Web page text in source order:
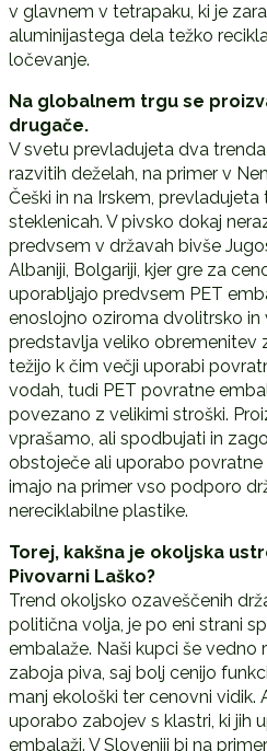
v glavnem v tetrapaku, ki je
aluminijastega dela težko
ločevanje.
Na globalnem trgu se
drugače.
V svetu prevladujeta dva
razvitih deželah, na primer v
Češki in na Irskem,
steklenicah. V pivsko dokaj
predvsem v državah bivše
Albaniji, Bolgariji, kjer gre za
uporabljajo predvsem PET
enoslojno oziroma dvolitrsko in
predstavlja veliko obremenitev
težijo k čim večji uporabi
vodah, tudi PET povratne
povezano z velikimi stroški.
vprašamo, ali spodbujati in
obstoječe ali uporabo povratne
imajo na primer vso podporo
nereciklabilne plastike.
Torej, kakšna je okoljska
Pivovarni Laško?
Trend okoljsko ozaveščenih
politična volja, je po eni strani
embalaže. Naši kupci še vedno
zaboja piva, saj bolj cenijo
manj ekološki ter cenovni vidik.
uporabo zabojev s klastri, ki jih
embalaži. V Sloveniji bi na